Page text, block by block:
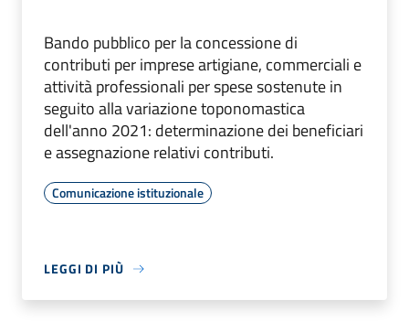
Bando pubblico per la concessione di
contributi per imprese artigiane, commerciali e
attività professionali per spese sostenute in
seguito alla variazione toponomastica
dell'anno 2021: determinazione dei beneficiari
e assegnazione relativi contributi.
Comunicazione istituzionale
LEGGI DI PIÙ